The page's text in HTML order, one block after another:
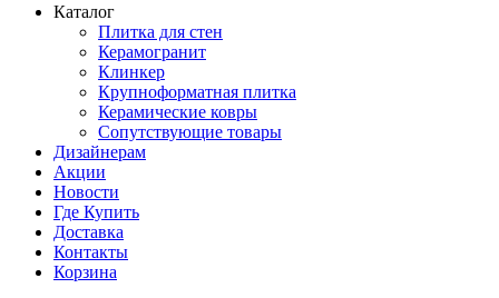
Каталог
Плитка для стен
Керамогранит
Клинкер
Крупноформатная плитка
Керамические ковры
Сопутствующие товары
Дизайнерам
Акции
Новости
Где Купить
Доставка
Контакты
Корзина